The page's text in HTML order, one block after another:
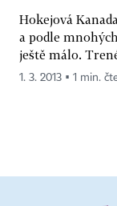
Hokejová
a podle
ještě málo.
1. 3. 2013 ▪ 1 min.